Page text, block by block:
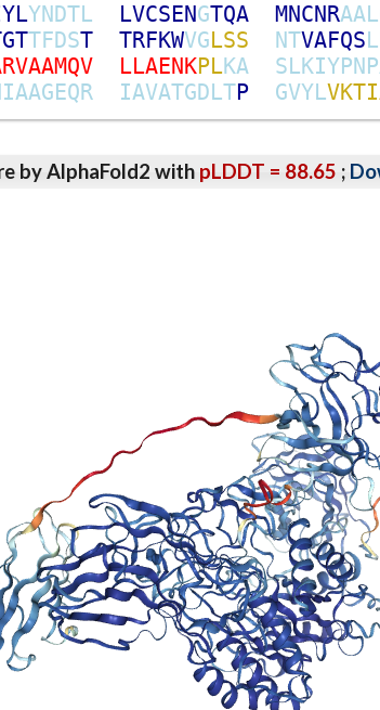
YLYNDTL LVCSENGTQA MNCNRAAL
GTTFDST TRFKWVGLSS NTVAFQSL
RVAAMQV LLAENKPLKA SLKIYPNP
IAAGEQR IAVATGDLTP GVYLVKTI
by AlphaFold2 with pLDDT = 88.65 ;